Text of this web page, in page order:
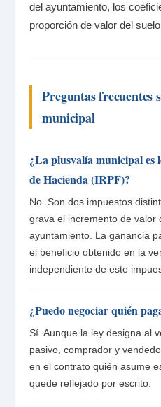
del ayuntamiento, los
proporción de valor del
Preguntas frecuentes
municipal
¿La plusvalía municipal es
de Hacienda (IRPF)?
No. Son dos impuestos
grava el incremento de valor
ayuntamiento. La ganancia
el beneficio obtenido en la
independiente de este
¿Puedo negociar quién
Sí. Aunque la ley designa al
pasivo, comprador y
en el contrato quién asume
quede reflejado por escrito.